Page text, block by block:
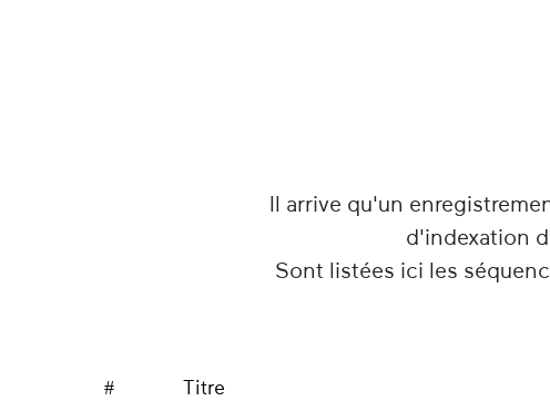
Il arrive qu'un
d'indexation
Sont listées ici les
# Titre